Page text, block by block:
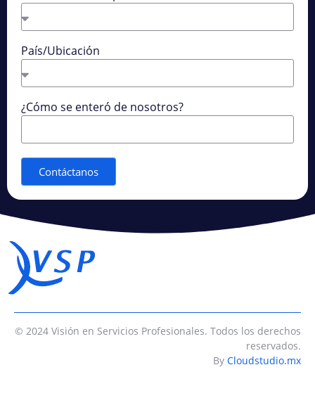
País/Ubicación
¿Cómo se enteró de nosotros?
Contáctanos
© 2024 Visión en Servicios Profesionales. Todos los derechos
reservados.
By Cloudstudio.mx